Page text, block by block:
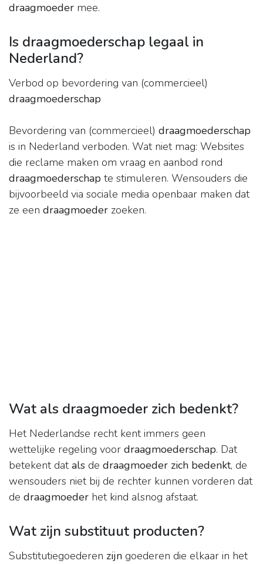
draagmoeder mee.
Is draagmoederschap legaal in
Nederland?
Verbod op bevordering van (commercieel)
draagmoederschap
Bevordering van (commercieel) draagmoederschap
is in Nederland verboden. Wat niet mag: Websites
die reclame maken om vraag en aanbod rond
draagmoederschap te stimuleren. Wensouders die
bijvoorbeeld via sociale media openbaar maken dat
ze een draagmoeder zoeken.
Wat als draagmoeder zich bedenkt?
Het Nederlandse recht kent immers geen
wettelijke regeling voor draagmoederschap. Dat
betekent datals de draagmoeder zich bedenkt, de
wensouders niet bij de rechter kunnen vorderen dat
de draagmoeder het kind alsnog afstaat.
Wat zijn substituut producten?
Substitutiegoederen zijn goederen die elkaar in het